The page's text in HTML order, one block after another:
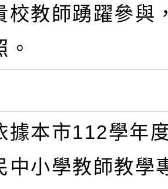
校教師踴躍參與
。
據本市112學年
中小學教師教學